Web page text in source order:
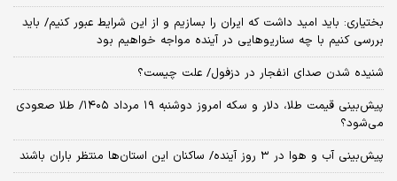
بختیاری: باید امید داشت که ایران را بسازیم و از این شرایط عبور کنیم/ باید
بررسی کنیم با چه سناریوهایی در آینده مواجه خواهیم بود
شنیده شدن صدای انفجار در دزفول/ علت چیست؟
پیش‌بینی قیمت طلا، دلار و سکه امروز دوشنبه ۱۹ مرداد ۱۴۰۵/ طلا صعودی
می‌شود؟
پیش‌بینی آب و هوا در ۳ روز آینده/ ساکنان این استان‌ها منتظر باران باشند